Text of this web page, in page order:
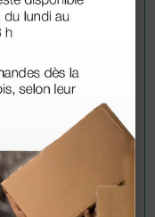
colegas que ya